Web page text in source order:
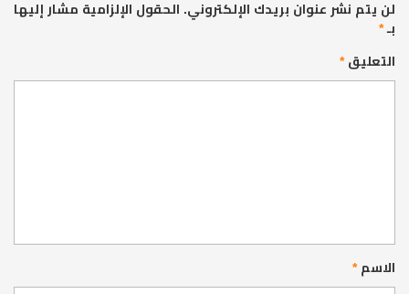
لن يتم نشر عنوان بريدك الإلكتروني. الحقول الإلزامية مشار إليها
بـ*
التعليق*
الاسم*